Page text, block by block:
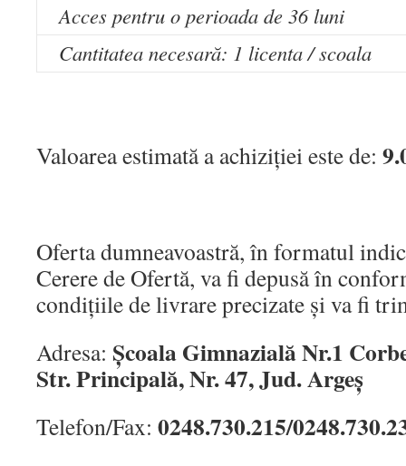
Acces pentru o perioada de 36 luni
Cantitatea necesară: 1 licenta / scoala
Valoarea estimată a achiziției este de:
Oferta dumneavoastră, în formatul
Cerere de Ofertă, va fi depusă în
condiţiile de livrare precizate și va fi
Adresa: Școala Gimnazială Nr.1
Str. Principală, Nr. 47, Jud. Argeș
Telefon/Fax: 0248.730.215/